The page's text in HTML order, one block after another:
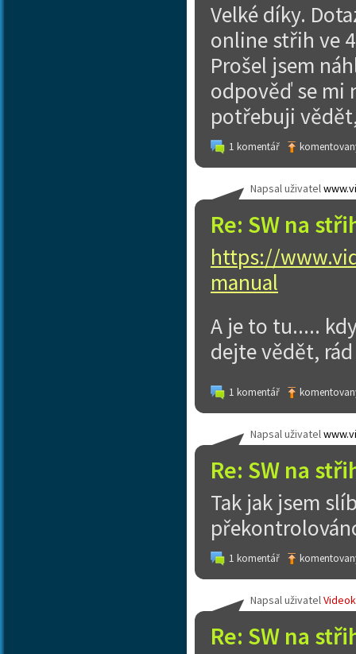
Velké díky.
online střih ve
Prošel jsem
odpověď se mi
potřebuji
1 komentář
Re: SW na
Napsal uživatel
https://
manual
A je to tu.....
dejte vědět,
1 komentář
Re: SW na
Napsal uživatel
Tak jak jsem
1 komentář
Re: SW na
Napsal uživatel